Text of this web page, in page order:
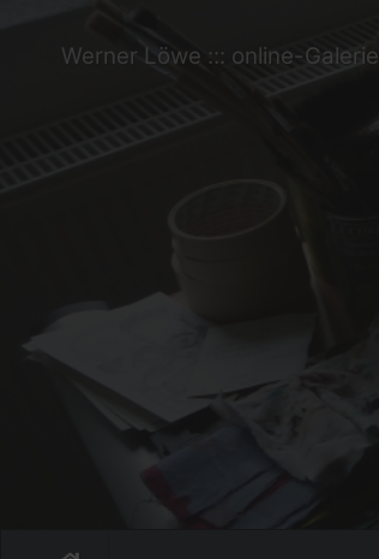
Werner Löwe ::: online-Galerie